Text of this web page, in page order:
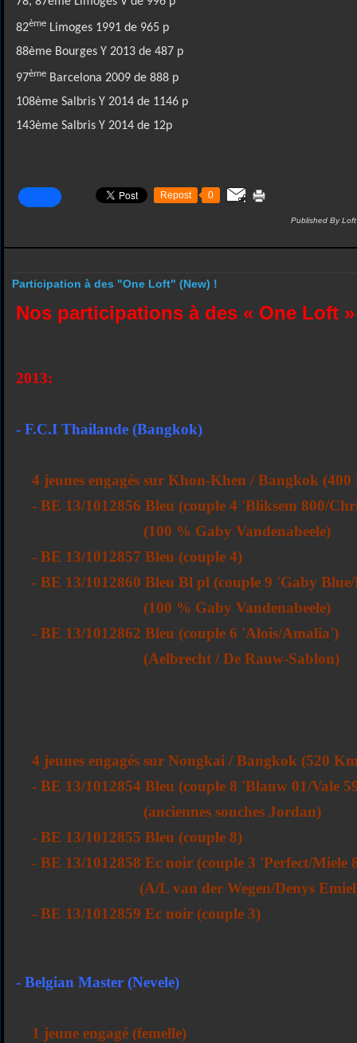
82ème Limoges 1991 de 965 p
88ème Bourges Y 2013 de 487 p
97ème Barcelona 2009 de 888 p
108ème Salbris Y 2014 de 1146 p
143ème Salbris Y 2014 de 12p
Repost 0
Published By
Participation à des "One Loft" (New) !
Nos participations à des « One Loft »
2013:
- F.C.I Thailande (Bangkok)
4 jeunes engagés sur Khon-Khen / Bangkok
- BE 13/1012856 Bleu (couple 4 'Bliksem 800/
(100 % Gaby Vandenabeele)
- BE 13/1012857 Bleu (couple 4)
- BE 13/1012860 Bleu Bl pl (couple 9 'Gaby
(100 % Gaby Vandenabeele)
- BE 13/1012862 Bleu (couple 6 'Alois/Amalia')
(Aelbrecht / De Rauw-Sablon)
4 jeunes engagés sur Nongkai / Bangkok (520
- BE 13/1012854 Bleu (couple 8 'Blauw 01/Vale
(anciennes souches Jordan)
- BE 13/1012855 Bleu (couple 8)
- BE 13/1012858 Ec noir (couple 3 'Perfect/Miele
(A/L van der Wegen/Denys
- BE 13/1012859 Ec noir (couple 3)
- Belgian Master (Nevele)
1 jeune engagé (femelle)